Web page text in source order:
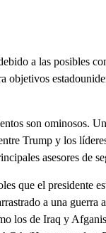
a las posibles
objetivos
son ominosos.
Trump y los
asesores de
que el presidente
a una guerra
los de Iraq y